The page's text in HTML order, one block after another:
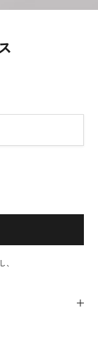
interpolation
interpolation
、